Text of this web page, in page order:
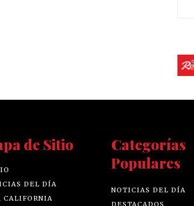
de Sitio
DEL DÍA
CALIFORNIA
Categorías
Populares
NOTICIAS DEL DÍA